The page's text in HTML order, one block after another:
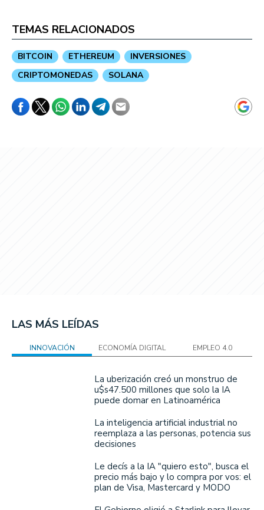
TEMAS RELACIONADOS
BITCOIN ETHEREUM
INVERSIONES
CRIPTOMONEDAS
SOLANA
LAS MÁS LEÍDAS
INNOVACIÓN ECONOMÍA DIGITAL EMPLEO 4.0
La uberización creó un monstruo de
u$s47.500 millones que solo la IA
puede domar en Latinoamérica
La inteligencia artificial industrial no
reemplaza a las personas, potencia sus
decisiones
Le decís a la IA "quiero esto", busca el
precio más bajo y lo compra por vos: el
plan de Visa, Mastercard y MODO